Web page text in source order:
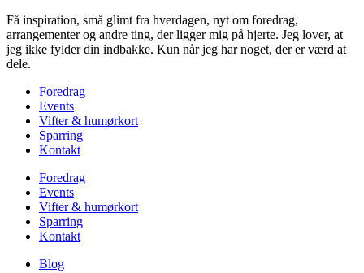
Få inspiration, små glimt fra hverdagen, nyt om foredrag,
arrangementer og andre ting, der ligger mig på hjerte. Jeg lover, at
jeg ikke fylder din indbakke. Kun når jeg har noget, der er værd at
dele.
Foredrag
Events
Vifter & humørkort
Sparring
Kontakt
Foredrag
Events
Vifter & humørkort
Sparring
Kontakt
Blog